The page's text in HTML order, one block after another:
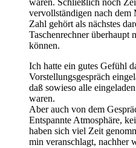
vervollständigen nach
Zahl gehört als nächstes
Taschenrechner überhaupt
können.
Ich hatte ein gutes Gefühl
Vorstellungsgespräch
daß sowieso alle
waren.
Aber auch von dem
Entspannte Atmosphäre,
haben sich viel Zeit
min veranschlagt, nachher